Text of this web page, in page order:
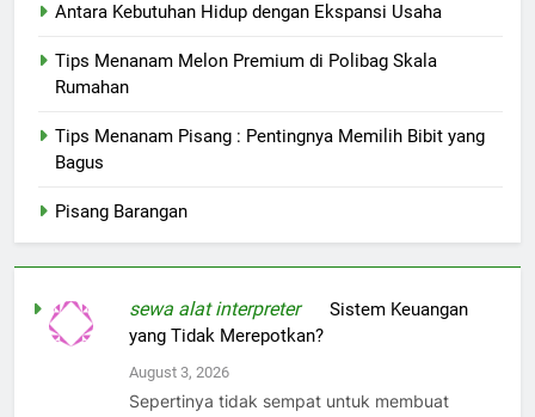
Antara Kebutuhan Hidup dengan Ekspansi Usaha
Tips Menanam Melon Premium di Polibag Skala
Rumahan
Tips Menanam Pisang : Pentingnya Memilih Bibit yang
Bagus
Pisang Barangan
sewa alat interpreteronSistem Keuangan
yang Tidak Merepotkan?
August 3, 2026
Sepertinya tidak sempat untuk membuat